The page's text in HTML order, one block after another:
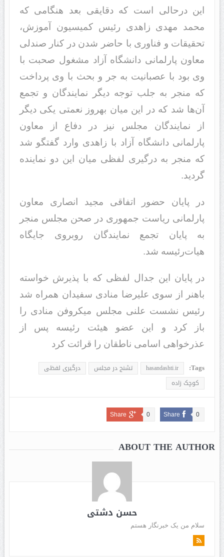
این درحالی است که دقایقی بعد هنگامی که
محمد مهدی زاهدی رئیس کمیسیون آموزش،
تحقیقات و فناوری با حاضر شدن در کنار صندلی
معاون پارلمانی دانشگاه آزاد مشغول صحبت با
وی بود با عصبانیت به جر و بحث با وی پرداخت
که منجر به جلب توجه دیگر نمایندگان و تجمع
آن‌ها شد که در این میان بهروز نعمتی یکی دیگر
از نمایندگان مجلس نیز در دفاع از معاون
پارلمانی دانشگاه آزاد با زاهدی وارد گفتگو شد
که منجر به درگیری لفظی میان این دو نماینده
گردید.
در پایان حضور اتفاقی مجید انصاری معاون
پارلمانی ریاست جمهوری در صحن مجلس منجر
به پایان تجمع نمایندگان روبروی جایگاه
هیات‌رئیسه شد.
در پایان این جدال لفظی که با پذیرش خواسته
باهنر از سوی علیرضا منادی سفیدان همراه شد
رئیس نشست علنی مجلس میکروفن منادی را
باز کرد و این عضو هیئت رئیسه پس از
عذرخواهی اسامی ناطقان را قرائت کرد
Tags:
hasandashti.ir تشنج در مجلس
درگیری لفظی
کوچک زاده
Share 0
Share 0
ABOUT THE AUTHOR
حسن دشتی
سلام من یک خبرنگار هستم